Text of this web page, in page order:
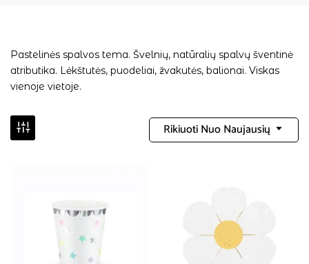
Pastelinės spalvos tema. Švelnių, natūralių spalvų šventinė
atributika. Lėkštutės, puodeliai, žvakutės, balionai. Viskas
vienoje vietoje.
Rikiuoti Nuo Naujausių